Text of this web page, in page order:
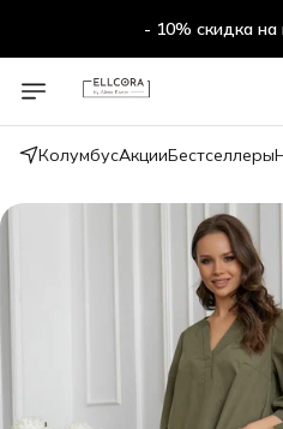
- 10% скидка на
КолумбусАкцииБестселлеры